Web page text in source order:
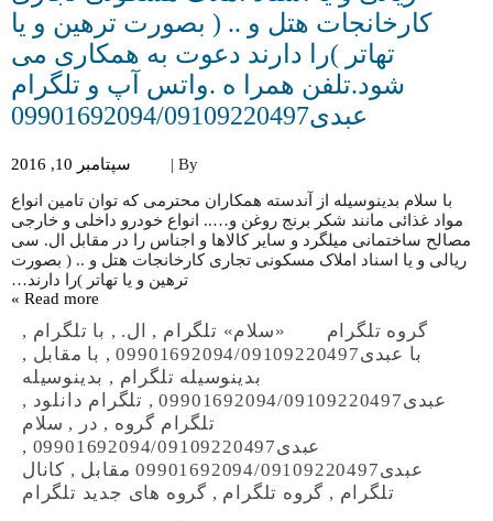
کارخانجات هتل و .. ( بصورت ترهین و یا
تهاتر )را دارند دعوت به همکاری می
شود.تلفن همرا ه .واتس آپ و تلگرام
عبدی09901692094/09109220497
By | سپتامبر 10, 2016
با سلام بدینوسیله از آندسته همکاران محترمی که توان تامین انواع
مواد غذائی مانند شکر برنج روغن و….. انواع خودرو داخلی و خارجی
مصالح ساختمانی میلگرد و سایر کالاها و اجناس را در مقابل ال. سی
ریالی و یا اسناد املاک مسکونی تجاری کارخانجات هتل و .. ( بصورت
ترهین و یا تهاتر )را دارند…
Read more »
گروه تلگرام «سلام» تلگرام , ال. , با تلگرام,
با عبدی09901692094/09109220497
, با مقابل,
بدینوسیله تلگرام, بدینوسیله
عبدی09901692094/09109220497
, تلگرام دانلود,
تلگرام گروه, در,
سلام
عبدی09901692094/09109220497
,
عبدی09901692094/09109220497 مقابل
, کانال
تلگرام, گروه تلگرام , گروه های جدید تلگرام